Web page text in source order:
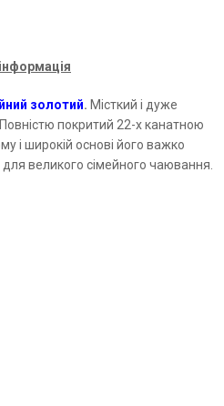
золотий. Місткий і дуже
покритий 22-х канатною
і широкій основі його важко
для великого сімейного чаювання.